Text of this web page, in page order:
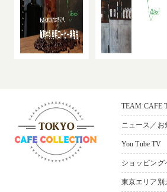
TEAM CAFE
ニュース／お
You Tube TV
ショッピング
東京エリア別